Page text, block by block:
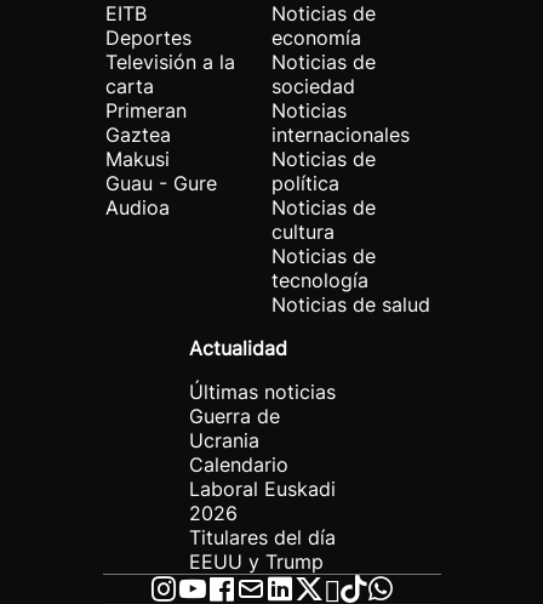
EITB
Deportes
Televisión a la
carta
Primeran
Gaztea
Makusi
Guau - Gure
Audioa
Noticias de
economía
Noticias de
sociedad
Noticias
internacionales
Noticias de
política
Noticias de
cultura
Noticias de
tecnología
Noticias de salud
Actualidad
Últimas noticias
Guerra de
Ucrania
Calendario
Laboral Euskadi
2026
Titulares del día
EEUU y Trump